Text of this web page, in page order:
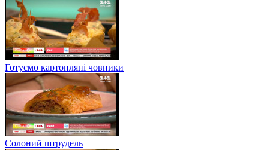
Готуємо картопляні човники
Солоний штрудель